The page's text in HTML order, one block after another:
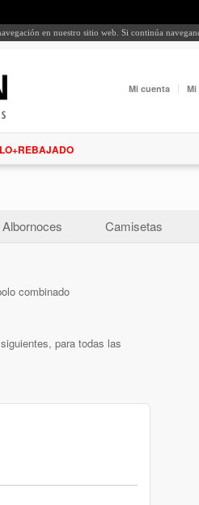
en nuestro sitio web. Si continúa
Mi cuenta Mi
LO+REBAJADO
Camisetas
combinado
para todas las